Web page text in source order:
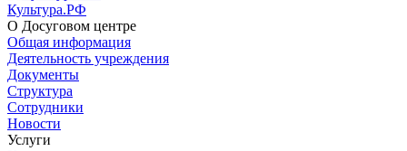
Культура.РФ
О Досуговом центре
Общая информация
Деятельность учреждения
Документы
Структура
Сотрудники
Новости
Услуги